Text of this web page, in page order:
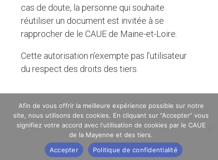
cas de doute, la personne qui souhaite
réutiliser un document est invitée à se
rapprocher de le CAUE de Maine-et-Loire.
Cette autorisation n’exempte pas l’utilisateur
du respect des droits des tiers.
© 2022|CAUE de la Mayenne| 2 rue de l'Ermitage, 53000
LAVAL|Mentions légales|Politique de confidentialité|
Cookies
Afin de vous offrir la meilleure expérience possible sur notre
site, nous utilisons des cookies. En cliquant sur “Accepter” vous
signifiez votre accord avec l'utilisation de cookies par le CAUE
de la Mayenne et des tiers.
Accepter
Politique de confidentialité